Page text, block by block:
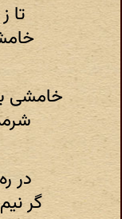
تا
خامشی
در
گر